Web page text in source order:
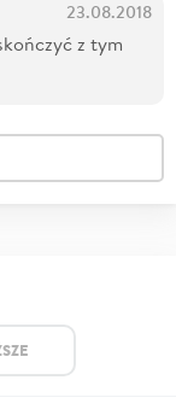
23.08.2018
z tym